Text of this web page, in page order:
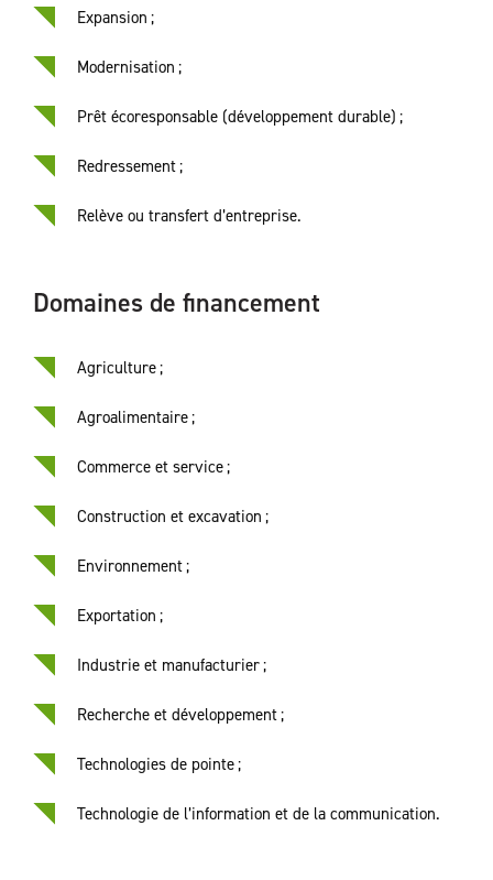
Expansion ;
Modernisation ;
Prêt écoresponsable (développement durable) ;
Redressement ;
Relève ou transfert d’entreprise.
Domaines de financement
Agriculture ;
Agroalimentaire ;
Commerce et service ;
Construction et excavation ;
Environnement ;
Exportation ;
Industrie et manufacturier ;
Recherche et développement ;
Technologies de pointe ;
Technologie de l’information et de la communication.